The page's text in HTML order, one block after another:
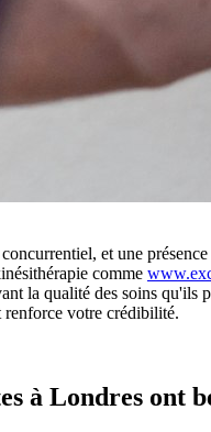
et une
comme
la qualité des soins
renforce votre crédibilité.
à Londres ont